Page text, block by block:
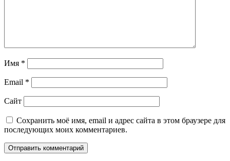
Имя *
Email *
Сайт
Сохранить моё имя, email и адрес сайта в этом браузере для
последующих моих комментариев.